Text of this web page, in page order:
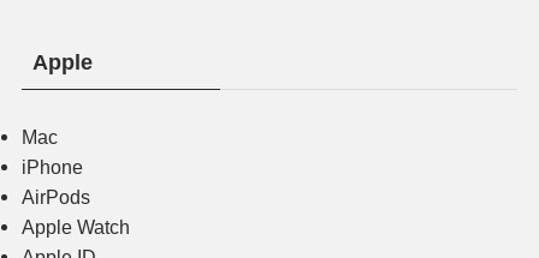
Apple
Mac
iPhone
AirPods
Apple Watch